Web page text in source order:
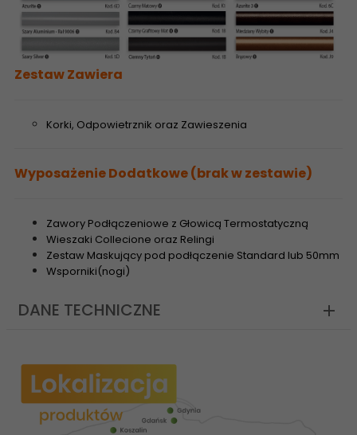
Zestaw Zawiera
Korki, Odpowietrznik oraz Zawieszenia
Wyposażenie Dodatkowe (brak w zestawie)
Zawory Podłączeniowe z Głowicą Termostatyczną
Wieszaki Collecione oraz Relingi
Zestaw Maskujący pod podłączenie Standard lub 50mm
Wsporniki(nogi)
DANE TECHNICZNE